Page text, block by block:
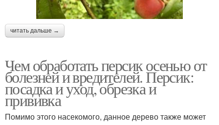
читать дальше →
Чем обработать персик осенью от
болезней и вредителей. Персик:
посадка и уход, обрезка и
прививка
Помимо этого насекомого, данное дерево также может